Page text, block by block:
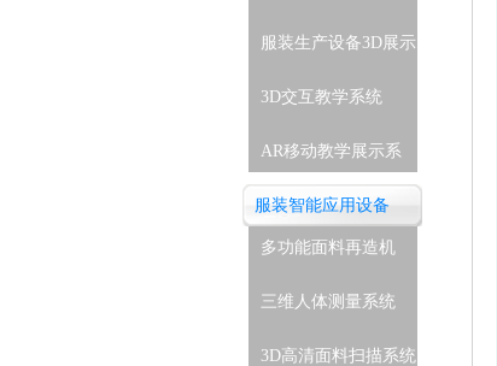
展示系统
服装生产设备3D展示
教学系统
3D交互教学系统
AR移动教学展示系
统
服装智能应用设备
多功能面料再造机
三维人体测量系统
3D高清面料扫描系统